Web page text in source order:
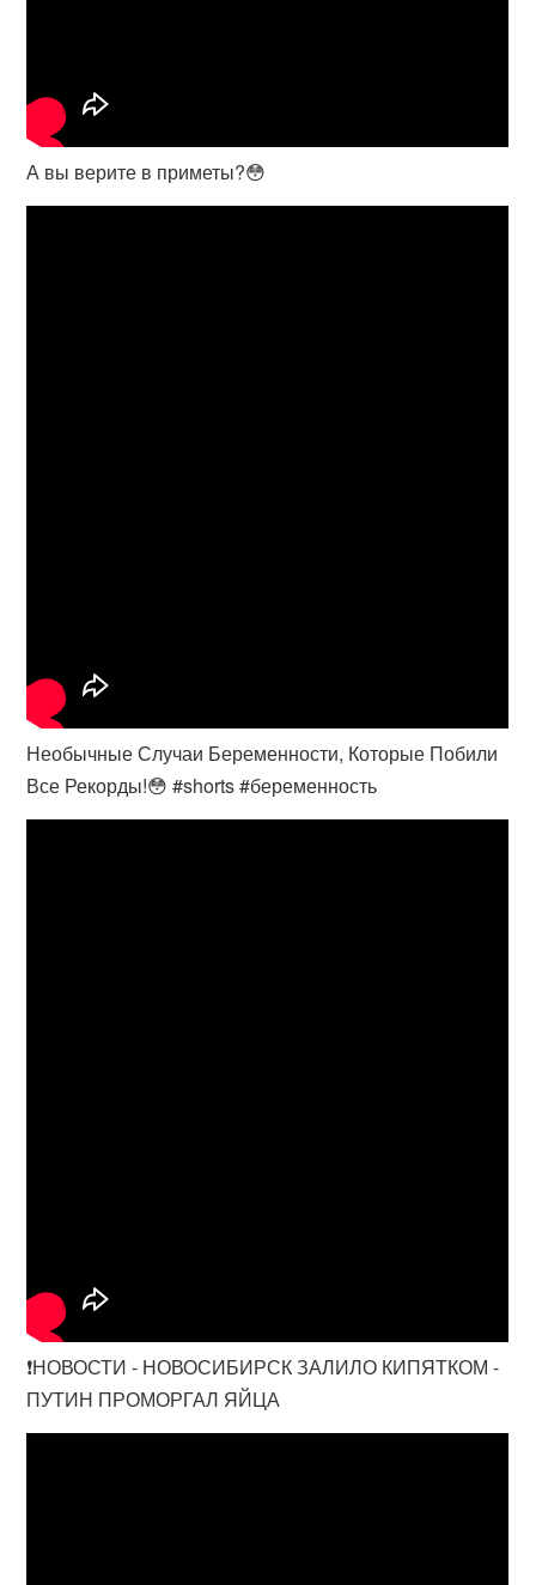
А вы верите в приметы?😳
Необычные Случаи Беременности, Которые Побили
Все Рекорды!😳 #shorts #беременность
❗️НОВОСТИ - НОВОСИБИРСК ЗАЛИЛО КИПЯТКОМ -
ПУТИН ПРОМОРГАЛ ЯЙЦА